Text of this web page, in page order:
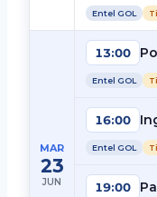
Entel GOL
MAR
23
JUN
13:00
Entel GOL
16:00
Entel GOL
19:00